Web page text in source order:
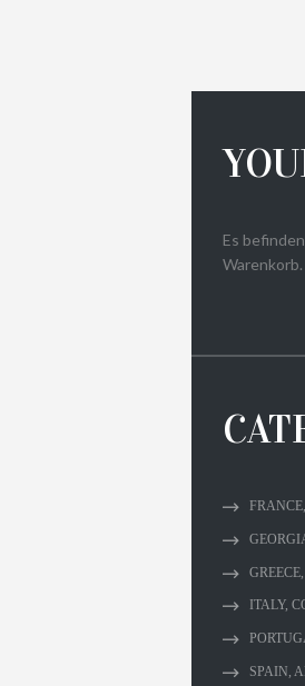
Es
Warenkorb.
ITALY,
SPAIN,